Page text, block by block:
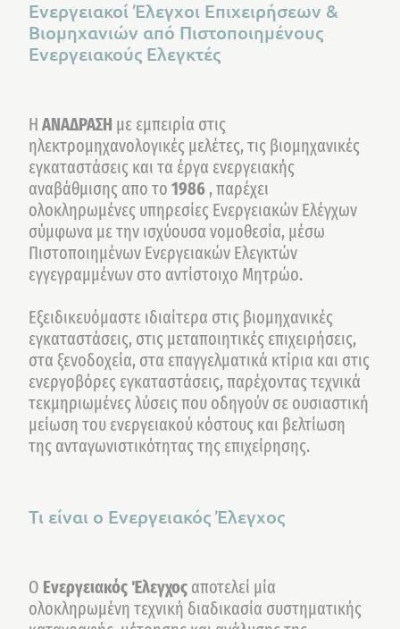
Ενεργειακοί Έλεγχοι Επιχειρήσεων &
Βιομηχανιών από Πιστοποιημένους
Ενεργειακούς Ελεγκτές
Η ΑΝΑΔΡΑΣΗ με εμπειρία στις
ηλεκτρομηχανολογικές μελέτες, τις βιομηχανικές
εγκαταστάσεις και τα έργα ενεργειακής
αναβάθμισης απο το 1986 , παρέχει
ολοκληρωμένες υπηρεσίες Ενεργειακών Ελέγχων
σύμφωνα με την ισχύουσα νομοθεσία, μέσω
Πιστοποιημένων Ενεργειακών Ελεγκτών
εγγεγραμμένων στο αντίστοιχο Μητρώο.
Εξειδικευόμαστε ιδιαίτερα στις βιομηχανικές
εγκαταστάσεις, στις μεταποιητικές επιχειρήσεις,
στα ξενοδοχεία, στα επαγγελματικά κτίρια και στις
ενεργοβόρες εγκαταστάσεις, παρέχοντας τεχνικά
τεκμηριωμένες λύσεις που οδηγούν σε ουσιαστική
μείωση του ενεργειακού κόστους και βελτίωση
της ανταγωνιστικότητας της επιχείρησης.
Τι είναι ο Ενεργειακός Έλεγχος
Ο Ενεργειακός Έλεγχος αποτελεί μία
ολοκληρωμένη τεχνική διαδικασία συστηματικής